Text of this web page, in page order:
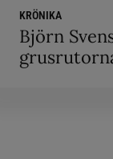
KRÖNIKA
Björn